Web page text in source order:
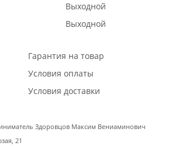
Выходной
Выходной
Гарантия на товар
Условия оплаты
Условия доставки
Здоровцов Максим Вениаминович
21